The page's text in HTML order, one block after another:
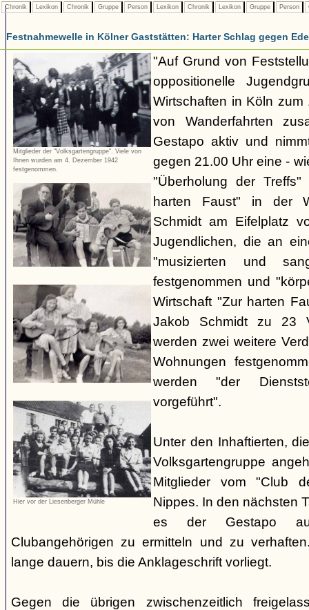
Chronik Lexikon Chronik Gruppe Person Lexikon Chronik Lexikon Gruppe Person
Festnahmewelle in Kölner Gaststätten: Harter Schlag gegen
Mitglieder der "Volksgartengruppe". Viele von
Ihnen wurden am 4. Dezember 1942
festgenommen.
Hier vor der Liesenberger Mühle
"Auf Grund von
oppositionelle
Wirtschaften in Köln
von Wanderfahrten
Gestapo aktiv und
gegen 21.00 Uhr eine -
"Überholung der
harten Faust" in der
Schmidt am Eifelplatz
Jugendlichen, die an
"musizierten und
festgenommen und
Wirtschaft "Zur harten
Jakob Schmidt zu 23
werden zwei weitere
Wohnungen
werden "der
vorgeführt".
Unter den Inhaftierten,
Volksgartengruppe
Mitglieder vom "Club
Nippes. In den nächsten
es der Gestapo
Clubangehörigen zu ermitteln und zu
lange dauern, bis die Anklageschrift vorliegt.
Gegen die übrigen zwischenzeitlich